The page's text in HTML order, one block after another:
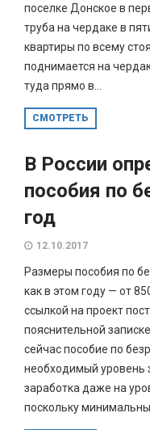
поселке Донское в
труба на чердаке в
квартиры по всему
поднимается на
туда прямо в...
СМОТРЕТЬ
В России
пособия по
год
12.10.2017
Размеры пособия по
как в этом году — от
ссылкой на проект
пояснительной
сейчас пособие по
необходимый уровень
заработка даже на
поскольку